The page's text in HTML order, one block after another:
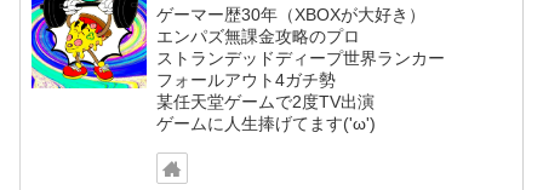
ゲーマー歴30年（XBOXが大好き）
エンパズ無課金攻略のプロ
ストランデッドディープ世界ランカー
フォールアウト4ガチ勢
某任天堂ゲームで2度TV出演
ゲームに人生捧げてます('ω')